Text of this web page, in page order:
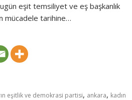
eşit temsiliyet ve eş başkanlık
mücadele tarihine…
eşitlik ve demokrasi partisi, ankara, kadın